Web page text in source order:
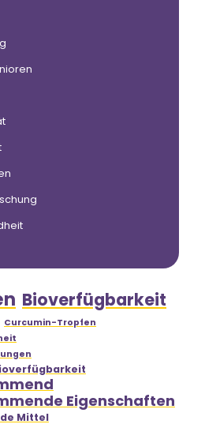
Bioverfügbarkeit
Curcumin-Tropfen
Eigenschaften
Mittel